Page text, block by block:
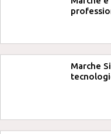
Marche